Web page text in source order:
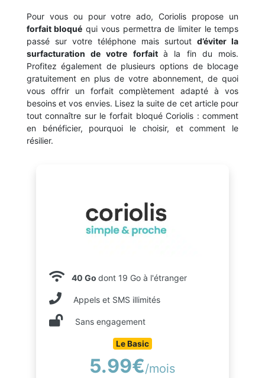
Pour vous ou pour votre ado, Coriolis propose un
forfait bloqué qui vous permettra de limiter le temps
passé sur votre téléphone mais surtoutd’éviter la
surfacturation de votre forfait à la fin du mois.
Profitez également de plusieurs options de blocage
gratuitement en plus de votre abonnement, de quoi
vous offrir un forfait complètement adapté à vos
besoins et vos envies. Lisez la suite de cet article pour
tout connaître sur le forfait bloqué Coriolis : comment
en bénéficier, pourquoi le choisir, et comment le
résilier.
40 Go dont 19 Go à l'étranger
Appels et SMS illimités
Sans engagement
Le Basic
5.99€/mois